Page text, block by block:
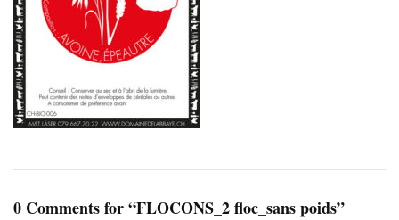
0 Comments for “FLOCONS_2 floc_sans poids”